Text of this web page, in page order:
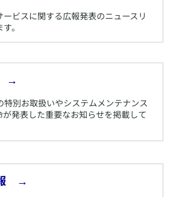
ビスに関する広報発表のニュースリ
。
→
特別お取扱いやシステムメンテナンス
発表した重要なお知らせを掲載して
→